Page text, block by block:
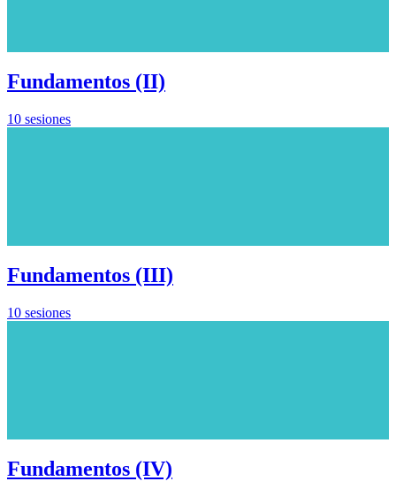
Fundamentos (II)
10 sesiones
Fundamentos (III)
10 sesiones
Fundamentos (IV)